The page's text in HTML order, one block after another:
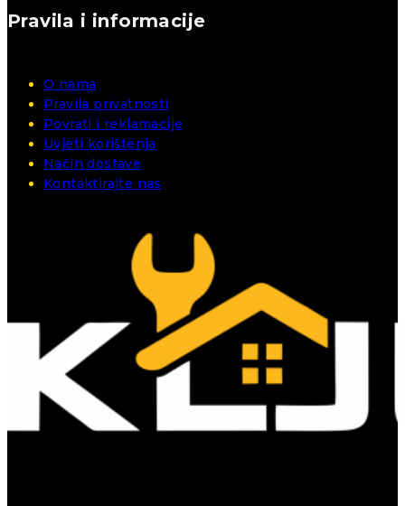
Pravila i informacije
O nama
Pravila privatnosti
Povrati i reklamacije
Uvjeti korištenja
Način dostave
Kontaktirajte nas